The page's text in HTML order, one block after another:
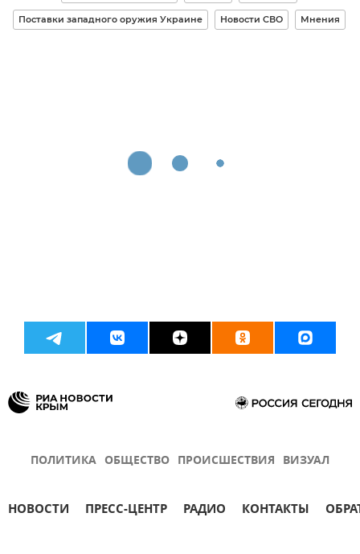
Поставки западного оружия Украине Новости СВО Мнения
ПОЛИТИКА ОБЩЕСТВО ПРОИСШЕСТВИЯ ВИЗУАЛ
НОВОСТИ ПРЕСС-ЦЕНТР РАДИО КОНТАКТЫ